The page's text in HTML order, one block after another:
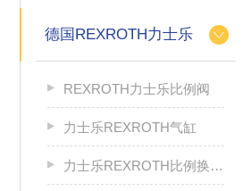
德国REXROTH力士乐
REXROTH力士乐比例阀
力士乐REXROTH气缸
力士乐REXROTH比例换向阀